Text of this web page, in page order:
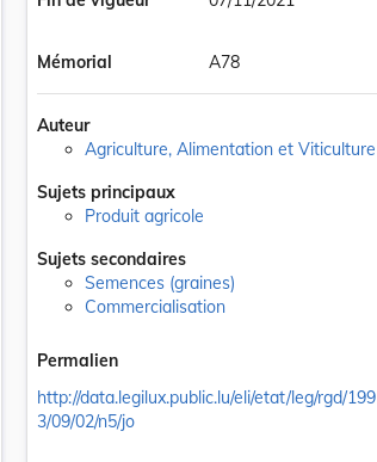
Mémorial A78
Auteur
Agriculture, Alimentation et Viticulture
Sujets principaux
Produit agricole
Sujets secondaires
Semences (graines)
Commercialisation
Permalien
http://data.legilux.public.lu/eli/etat/leg/rgd/199
3/09/02/n5/jo